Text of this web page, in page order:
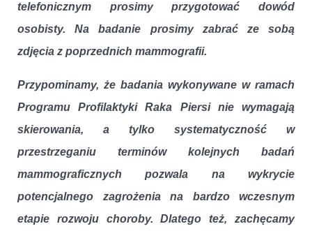
telefonicznym prosimy przygotować dowód
osobisty. Na badanie prosimy zabrać ze sobą
zdjęcia z poprzednich mammografii.
Przypominamy, że badania wykonywane w ramach
Programu Profilaktyki Raka Piersi nie wymagają
skierowania, a tylko systematyczność w
przestrzeganiu terminów kolejnych badań
mammograficznych pozwala na wykrycie
potencjalnego zagrożenia na bardzo wczesnym
etapie rozwoju choroby. Dlatego też, zachęcamy